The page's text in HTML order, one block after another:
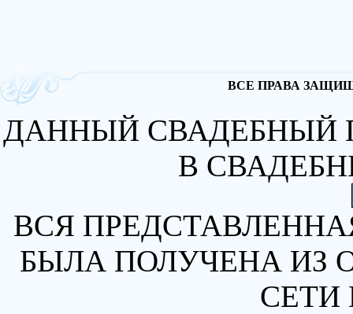
ВСЕ ПРАВА
ДАННЫЙ СВАДЕБНЫЙ
В
ВСЯ
БЫЛА ПОЛУЧЕНА ИЗ
СЕТИ